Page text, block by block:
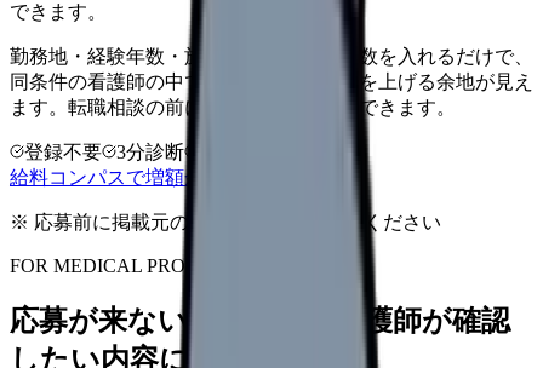
できます。
勤務地・経験年数・施設タイプ・夜勤回数を入れるだけで、
同条件の看護師の中での現在地と、年収を上げる余地が見え
ます。転職相談の前に、まず数字で整理できます。
登録不要 3分診断
給料コンパスで増額余地を確認する
※ 応募前に掲載元の最新情報を確認してください
FOR MEDICAL PROVIDERS
応募が来ない求人票を、看護師が確認
したい内容に直せます